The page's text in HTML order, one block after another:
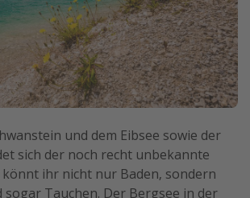
und dem Eibsee sowie der
sich der noch recht unbekannte
könnt ihr nicht nur Baden, sondern
sogar Tauchen. Der Bergsee in der